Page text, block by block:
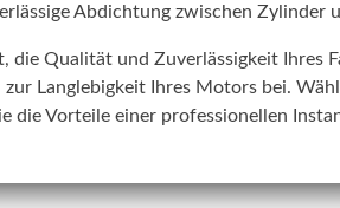
Abdichtung zwischen Zylinder
die Qualität und Zuverlässigkeit Ihres
Langlebigkeit Ihres Motors bei.
die Vorteile einer professionellen